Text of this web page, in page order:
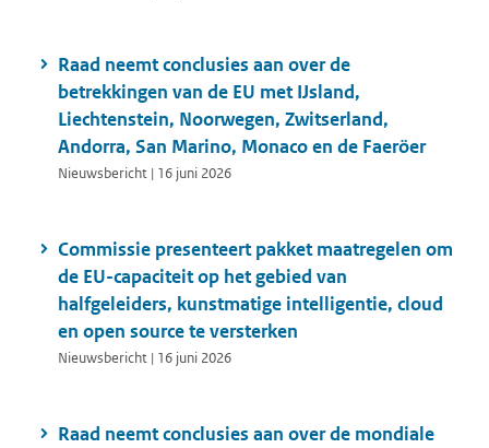
Raad neemt conclusies aan over de
betrekkingen van de EU met IJsland,
Liechtenstein, Noorwegen, Zwitserland,
Andorra, San Marino, Monaco en de Faeröer
Nieuwsbericht | 16 juni 2026
Commissie presenteert pakket maatregelen om
de EU-capaciteit op het gebied van
halfgeleiders, kunstmatige intelligentie, cloud
en open source te versterken
Nieuwsbericht | 16 juni 2026
Raad neemt conclusies aan over de mondiale